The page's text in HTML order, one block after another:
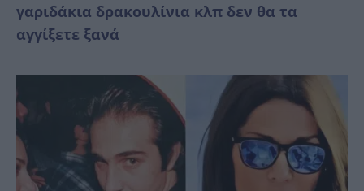
γαριδάκια δρακουλίνια κλπ δεν θα τα
αγγίξετε ξανά